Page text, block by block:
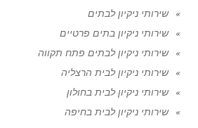
שירותי ניקיון לבתים
שירותי ניקיון בתים פרטיים
שירותי ניקיון לבתים פתח תקווה
שירותי ניקיון לבית הרצליה
שירותי ניקיון לבית בחולון
שירותי ניקיון לבית בחיפה